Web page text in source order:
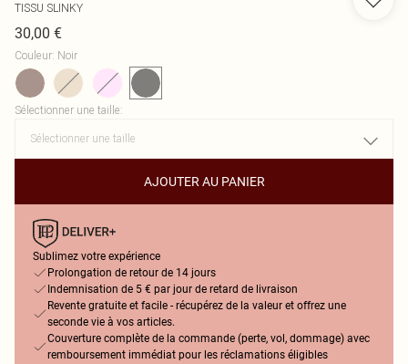
TISSU SLINKY
30,00 €
Couleur: Noir
Sélectionner une taille:
AJOUTER AU PANIER
Sublimez votre expérience
Prolongation de retour de 14 jours
Indemnisation de 5 € par jour de retard de livraison
Revente gratuite et facile - récupérez de la valeur et offrez une
seconde vie à vos articles.
Couverture complète de la commande (perte, vol, dommage) avec
remboursement immédiat pour les réclamations éligibles